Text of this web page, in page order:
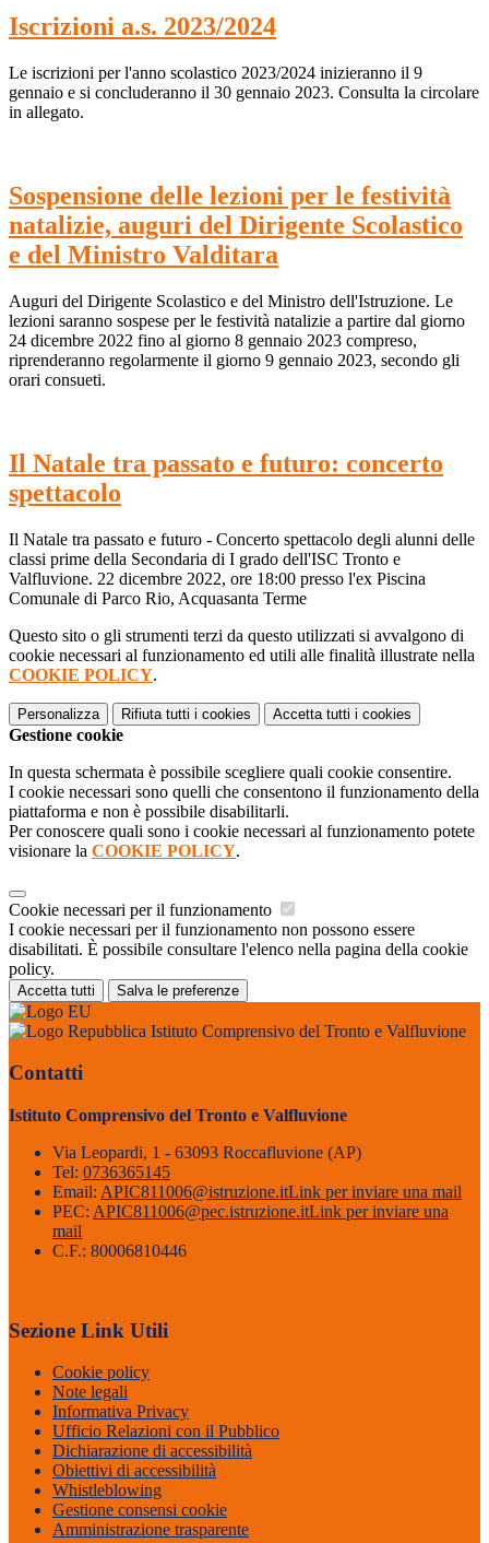
Iscrizioni a.s. 2023/2024
Le iscrizioni per l'anno scolastico 2023/2024 inizieranno il 9
gennaio e si concluderanno il 30 gennaio 2023. Consulta la circolare
in allegato.
Sospensione delle lezioni per le festività
natalizie, auguri del Dirigente Scolastico
e del Ministro Valditara
Auguri del Dirigente Scolastico e del Ministro dell'Istruzione. Le
lezioni saranno sospese per le festività natalizie a partire dal giorno
24 dicembre 2022 fino al giorno 8 gennaio 2023 compreso,
riprenderanno regolarmente il giorno 9 gennaio 2023, secondo gli
orari consueti.
Il Natale tra passato e futuro: concerto
spettacolo
Il Natale tra passato e futuro - Concerto spettacolo degli alunni delle
classi prime della Secondaria di I grado dell'ISC Tronto e
Valfluvione. 22 dicembre 2022, ore 18:00 presso l'ex Piscina
Comunale di Parco Rio, Acquasanta Terme
Questo sito o gli strumenti terzi da questo utilizzati si avvalgono di
cookie necessari al funzionamento ed utili alle finalità illustrate nella
COOKIE POLICY.
Personalizza Rifiuta tutti i cookies Accetta tutti i cookies
Gestione cookie
In questa schermata è possibile scegliere quali cookie consentire.
I cookie necessari sono quelli che consentono il funzionamento della
piattaforma e non è possibile disabilitarli.
Per conoscere quali sono i cookie necessari al funzionamento potete
visionare la COOKIE POLICY.
Cookie necessari per il funzionamento
I cookie necessari per il funzionamento non possono essere
disabilitati. È possibile consultare l'elenco nella pagina della cookie
policy.
Accetta tutti Salva le preferenze
Istituto Comprensivo del Tronto e Valfluvione
Contatti
Istituto Comprensivo del Tronto e Valfluvione
Via Leopardi, 1 - 63093 Roccafluvione (AP)
Tel: 0736365145
Email: APIC811006@istruzione.itLink per inviare una mail
PEC: APIC811006@pec.istruzione.itLink per inviare una
mail
C.F.: 80006810446
Sezione Link Utili
Cookie policy
Note legali
Informativa Privacy
Ufficio Relazioni con il Pubblico
Dichiarazione di accessibilità
Obiettivi di accessibilità
Whistleblowing
Gestione consensi cookie
Amministrazione trasparente